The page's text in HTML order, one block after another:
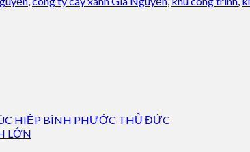
HIỆP BÌNH PHƯỚC THỦ ĐỨC
LỚN